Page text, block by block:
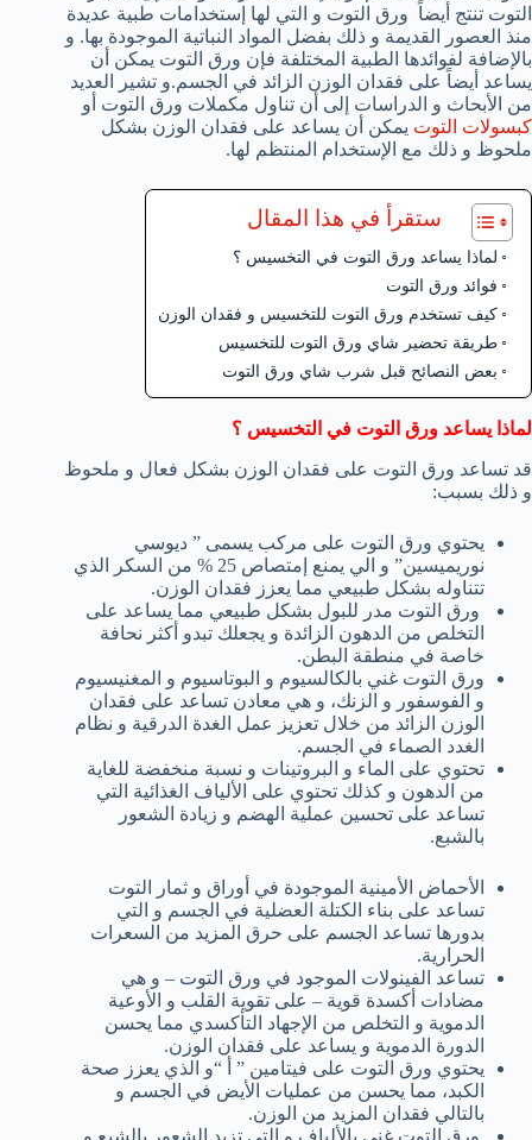
التوت تنتج أيضاً ورق التوت و التي لها إستخدامات طبية عديدة
منذ العصور القديمة و ذلك بفضل المواد النباتية الموجودة بها. و
بالإضافة لفوائدها الطبية المختلفة فإن ورق التوت يمكن أن
يساعد أيضاً على فقدان الوزن الزائد في الجسم.و تشير العديد
من الأبحاث و الدراسات إلى أن تناول مكملات ورق التوت أو
كبسولات التوت يمكن أن يساعد على فقدان الوزن بشكل
ملحوظ و ذلك مع الإستخدام المنتظم لها.
ستقرأ في هذا المقال
لماذا يساعد ورق التوت في التخسيس ؟
فوائد ورق التوت
كيف تستخدم ورق التوت للتخسيس و فقدان الوزن
طريقة تحضير شاي ورق التوت للتخسيس
بعض النصائح قبل شرب شاي ورق التوت
لماذا يساعد ورق التوت في التخسيس ؟
قد تساعد ورق التوت على فقدان الوزن بشكل فعال و ملحوظ
و ذلك بسبب:
يحتوي ورق التوت على مركب يسمى ” ديوسي
نوريميسين” و الي يمنع إمتصاص 25 % من السكر الذي
تتناوله بشكل طبيعي مما يعزز فقدان الوزن.
ورق التوت مدر للبول بشكل طبيعي مما يساعد على
التخلص من الدهون الزائدة و يجعلك تبدو أكثر نحافة
خاصة في منطقة البطن.
ورق التوت غني بالكالسيوم و البوتاسيوم و المغنيسيوم
و الفوسفور و الزنك، و هي معادن تساعد على فقدان
الوزن الزائد من خلال تعزيز عمل الغدة الدرقية و نظام
الغدد الصماء في الجسم.
تحتوي على الماء و البروتينات و نسبة منخفضة للغاية
من الدهون و كذلك تحتوي على الألياف الغذائية التي
تساعد على تحسين عملية الهضم و زيادة الشعور
بالشبع.
الأحماض الأمينية الموجودة في أوراق و ثمار التوت
تساعد على بناء الكتلة العضلية في الجسم و التي
بدورها تساعد الجسم على حرق المزيد من السعرات
الحرارية.
تساعد الفينولات الموجود في ورق التوت – و هي
مضادات أكسدة قوية – على تقوية القلب و الأوعية
الدموية و التخلص من الإجهاد التأكسدي مما يحسن
الدورة الدموية و يساعد على فقدان الوزن.
يحتوي ورق التوت على فيتامين ” أ “و الذي يعزز صحة
الكبد، مما يحسن من عمليات الأيض في الجسم و
بالتالي فقدان المزيد من الوزن.
ورق التوت غني بالألياف و التي تزيد الشعور بالشبع و